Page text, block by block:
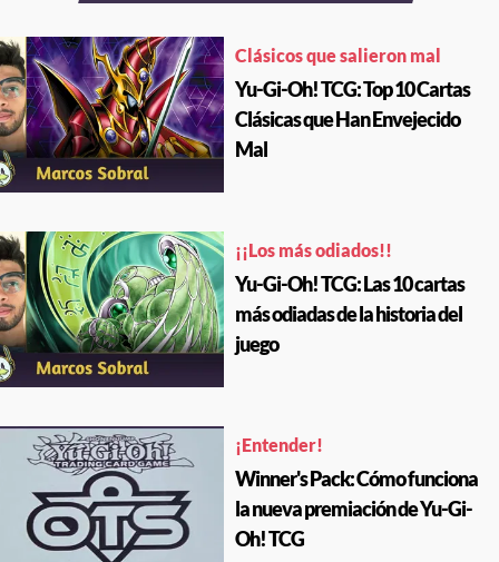
Clásicos que salieron mal
Yu-Gi-Oh! TCG: Top 10 Cartas
Clásicas que Han Envejecido
Mal
¡¡Los más odiados!!
Yu-Gi-Oh! TCG: Las 10 cartas
más odiadas de la historia del
juego
¡Entender!
Winner's Pack: Cómo funciona
la nueva premiación de Yu-Gi-
Oh! TCG